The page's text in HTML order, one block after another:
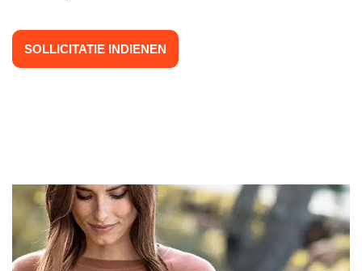
SOLLICITATIE INDIENEN